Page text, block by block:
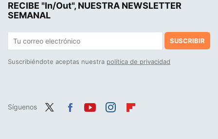
RECIBE "In/Out", NUESTRA NEWSLETTER
SEMANAL
SUSCRIBIR
Suscribiéndote aceptas nuestra política de privacidad
Síguenos